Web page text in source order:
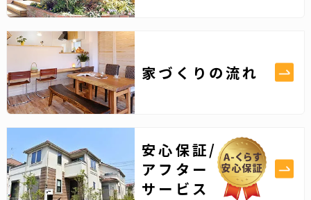
家づくりの流れ
安心保証/
アフター
サービス